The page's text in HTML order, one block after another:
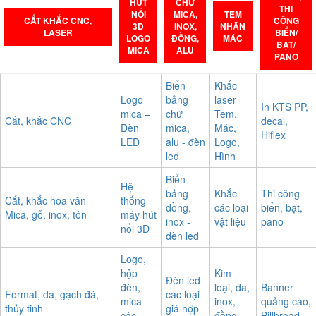
CẮT KHẮC CNC,
LASER
NỔI
3D
LOGO
MICA
MICA,
INOX,
ĐỒNG,
ALU
TEM
NHÃN
MÁC
THI
CÔNG
BIỂN/
BẠT/
PANO
Cắt, khắc CNC
Logo
mica –
Đèn
LED
Biển
bảng
chữ
mica,
alu - đèn
led
Khắc
laser
Tem,
Mác,
Logo,
Hình
In KTS PP,
decal,
Hiflex
Cắt, khắc hoa văn
Mica, gỗ, inox, tôn
Hệ
thống
máy hút
nổi 3D
Biển
bảng
đồng,
inox -
đèn led
Khắc
các loại
vật liệu
Thi công
biển, bạt,
pano
Format, da, gạch đá,
thủy tinh
Logo,
hộp
đèn,
mica
Đèn led
các loại
giá hợp
Kim
loại, da,
inox,
Banner
quảng cáo,